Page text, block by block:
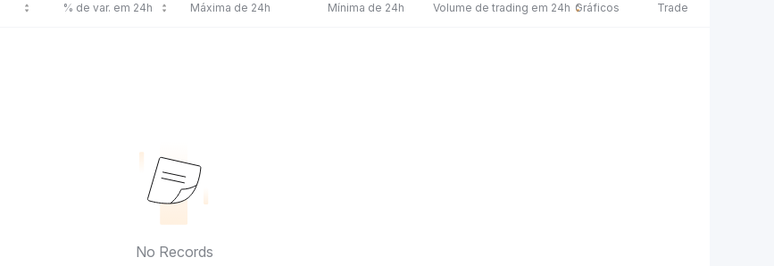
% de var. em 24h Máxima de 24h Mínima de 24h Volume de trading em 24h Gráficos Trade
No Records